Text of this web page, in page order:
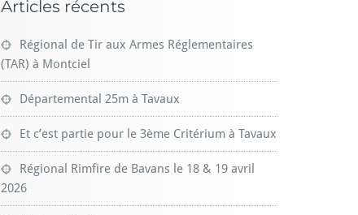
Articles récents
Régional de Tir aux Armes Réglementaires
(TAR) à Montciel
Départemental 25m à Tavaux
Et c’est partie pour le 3ème Critérium à Tavaux
Régional Rimfire de Bavans le 18 & 19 avril
2026